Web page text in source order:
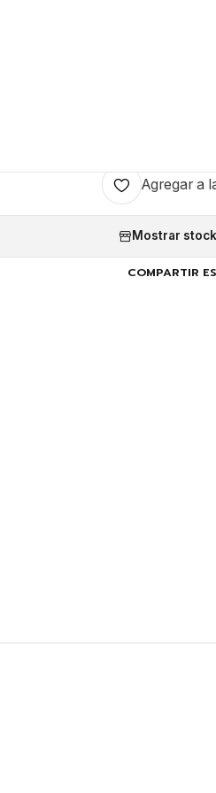
Mascarillas
Agregar a
Mostrar
COMPARTIR